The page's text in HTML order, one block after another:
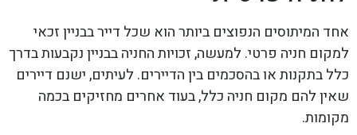
אחד המיתוסים הנפוצים ביותר הוא שכל דייר בבניין זכאי
למקום חניה פרטי. למעשה, זכויות החניה בבניין נקבעות בדרך
כלל בתקנות או בהסכמים בין הדיירים. לעיתים, ישנם דיירים
שאין להם מקום חניה כלל, בעוד אחרים מחזיקים בכמה
מקומות.